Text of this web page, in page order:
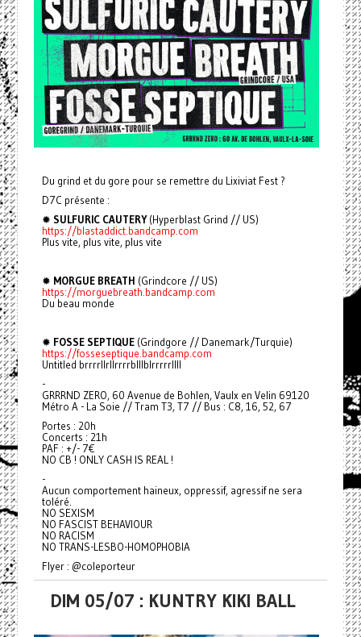
Du grind et du gore pour se remettre du Lixiviat Fest ?
D7C présente :
✹ SULFURIC CAUTERY(Hyperblast Grind // US)
https://blastaddict.bandcamp.com
Plus vite, plus vite, plus vite
✹ MORGUE BREATH (Grindcore // US)
https://morguebreath.bandcamp.com
Du beau monde
✹ FOSSE SEPTIQUE(Grindgore // Danemark/Turquie)
https://fosseseptique.bandcamp.com
Untitled brrrrllrllrrrrblllblrrrrrllll
-
GRRRND ZERO, 60 Avenue de Bohlen, Vaulx en Velin 69120
Métro A - La Soie // Tram T3, T7 // Bus : C8, 16, 52, 67
Portes : 20h
Concerts : 21h
PAF : +/- 7€
NO CB ! ONLY CASH IS REAL !
-
Aucun comportement haineux, oppressif, agressif ne sera
toléré.
NO SEXISM
NO FASCIST BEHAVIOUR
NO RACISM
NO TRANS-LESBO-HOMOPHOBIA
Flyer : @coleporteur
DIM 05/07 : KUNTRY KIKI BALL